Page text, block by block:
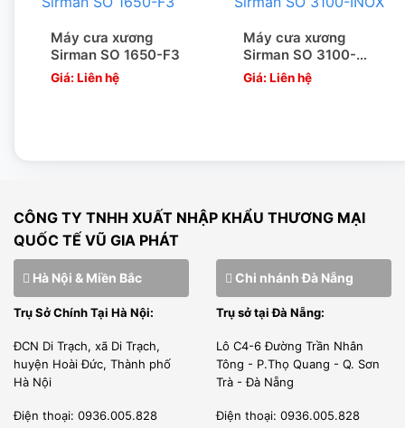
thời tiết khác nhau.
Sử dụng lưỡi 16mm tôi luyện để cắt xương, đông lạnh và
Máy có thể cắt xương tươi và xương đông lạnh.
Máy có thể cưa các loại xương : Xương lợn, xương trâu,
xương bò, xương cá sấu, xương ngựa …
Tiết kiệm thời gian cho đầu bếp, không phải dùng cưa tay
thủ công , tốn nhiều thời gian
Máy cưa xương giúp cho các loại thực phẩm nhỏ, gọn hơn
Máy cưa xương
Sirman SO 1650-F3
Giá: Liên hệ
Máy cưa xương
Sirman SO 3100-
INOX
Giá: Liên hệ
CÔNG TY TNHH XUẤT NHẬP KHẨU THƯƠNG MẠI
QUỐC TẾ VŨ GIA PHÁT
Hà Nội & Miền Bắc
Trụ Sở Chính Tại Hà Nội:
ĐCN Di Trạch, xã Di Trạch,
huyện Hoài Đức, Thành phố
Hà Nội
Điện thoại: 0936.005.828
Chi nhánh Đà Nẵng
Trụ sở tại Đà Nẵng:
Lô C4-6 Đường Trần Nhân
Tông - P.Thọ Quang - Q. Sơn
Trà - Đà Nẵng
Điện thoại: 0936.005.828